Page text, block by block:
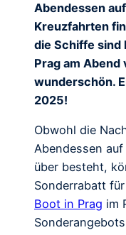
Abendessen
Kreuzfahrten
die Schiffe sind
Prag am Abend
wunderschön.
2025!
Obwohl die
Abendessen
über besteht,
Sonderrabatt
Boot in Prag im